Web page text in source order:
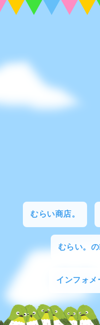
むらい商店。
むらい。
インフォメ